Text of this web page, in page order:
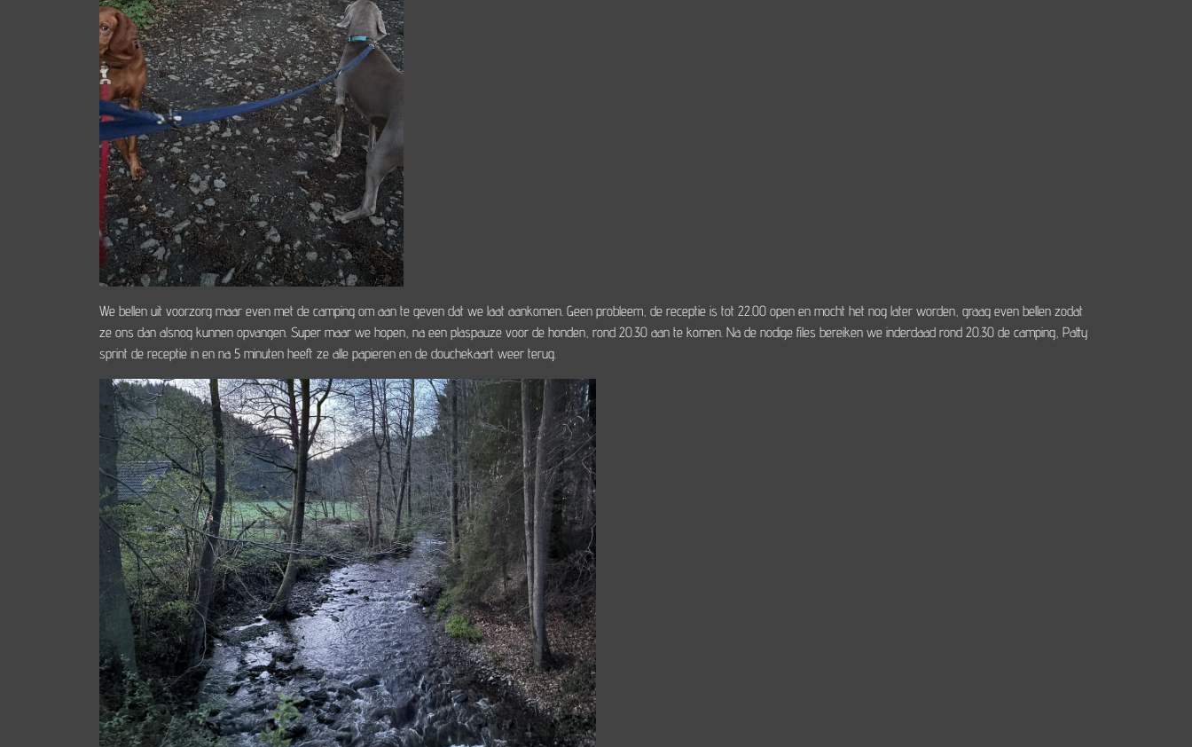
We bellen uit voorzorg maar even met de camping om aan te geven dat we laat aankomen. Geen probleem, de receptie is tot 22.00 open en mocht het nog later worden, graag even bellen zodat
ze ons dan alsnog kunnen opvangen. Super maar we hopen, na een plaspauze voor de honden, rond 20.30 aan te komen. Na de nodige files bereiken we inderdaad rond 20.30 de camping, Patty
sprint de receptie in en na 5 minuten heeft ze alle papieren en de douchekaart weer terug.